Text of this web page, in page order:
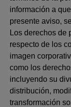
información a
presente aviso,
Los derechos de
respecto de los
imagen
como los
incluyendo su
distribución,
transformación